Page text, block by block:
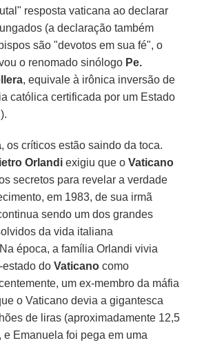
resposta vaticana ao declarar
(a declaração também
são "devotos em sua fé", o
o renomado sinólogo Pe.
, equivale à irônica inversão de
católica certificada por um Estado
, os críticos estão saindo da toca.
Orlandi exigiu que oVaticano
secretos para revelar a verdade
em 1983, de sua irmã
sendo um dos grandes
da vida italiana
época, a família Orlandi vivia
estado doVaticano como
um ex-membro da máfia
o Vaticano devia a gigantesca
de liras (aproximadamente 12,5
e Emanuela foi pega em uma